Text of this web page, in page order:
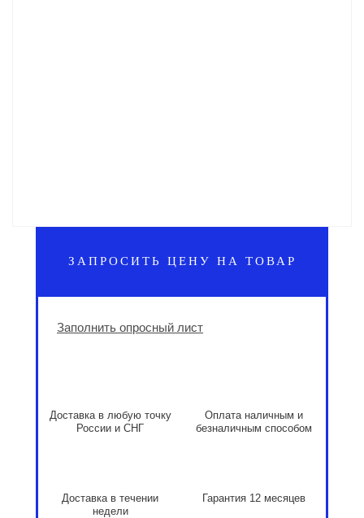
ЗАПРОСИТЬ ЦЕНУ НА ТОВАР
Заполнить опросный лист
Доставка в любую точку
России и СНГ
Оплата наличным и
безналичным способом
Доставка в течении
недели
Гарантия 12 месяцев